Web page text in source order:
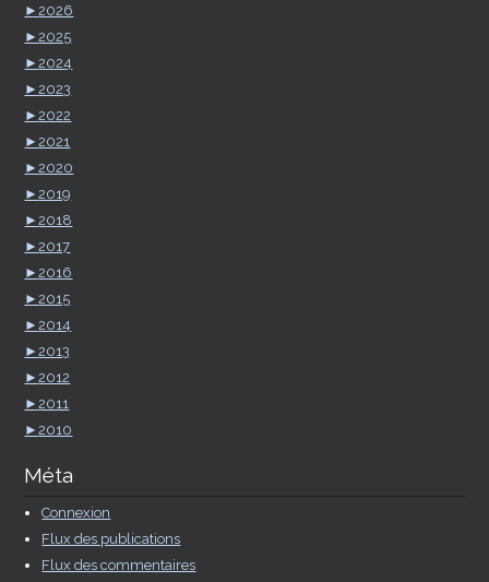
►2026
►2025
►2024
►2023
►2022
►2021
►2020
►2019
►2018
►2017
►2016
►2015
►2014
►2013
►2012
►2011
►2010
Méta
Connexion
Flux des publications
Flux des commentaires